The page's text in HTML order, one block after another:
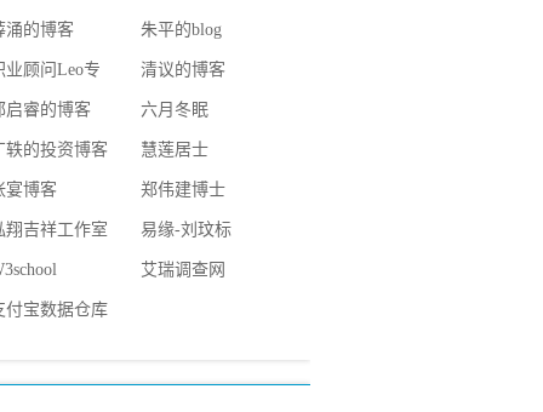
涌的博客 朱平的blog
业顾问Leo专
清议的博客
启睿的博客 六月冬眠
轶的投资博客 慧莲居士
宴博客 郑伟建博士
翔吉祥工作室 易缘-刘玟标
艾瑞调查网
付宝数据仓库